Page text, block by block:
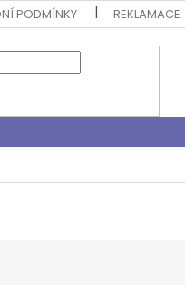
PODMÍNKY REKLAMACE